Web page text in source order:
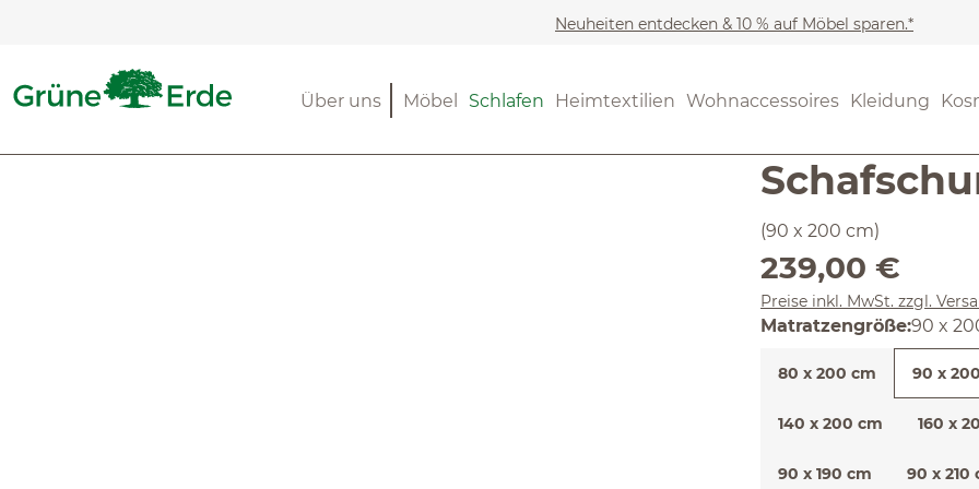
Neuheiten entdecken & 10 % auf Möbel sparen.*
Möbel Schlafen Heimtextilien Wohnaccessoires Kleidung
Über uns (4.83) 30
(90 x 200 cm)
Regulärer Preis:
239,00 €
Preise inkl. MwSt. zzgl.
Matratzengröße:90 x
80 x 200 cm 90 x
140 x 200 cm 160 x
90 x 190 cm 90 x 210